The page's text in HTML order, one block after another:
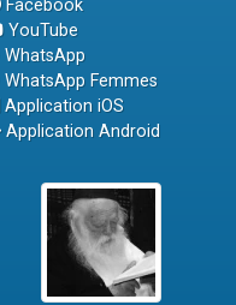
Facebook
YouTube
WhatsApp
WhatsApp Femmes
Application iOS
Application Android